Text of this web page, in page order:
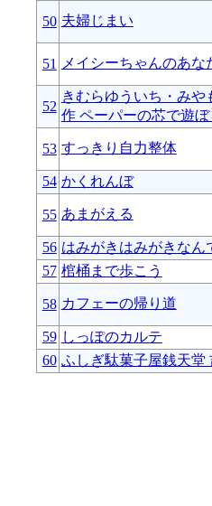
50 夫婦じまい
51 メイシーちゃんのあな
52
きむらゆういち・み
作 ペーパーの芯で遊ぼ
53 すっきり自力整体
54 かくれんぼ
55 あまがえる
56 はみがきはみがきなん
57 棺桶まで歩こう
58 カフェーの帰り道
59 しっぽのカルテ
60 ふしぎ駄菓子屋銭天堂